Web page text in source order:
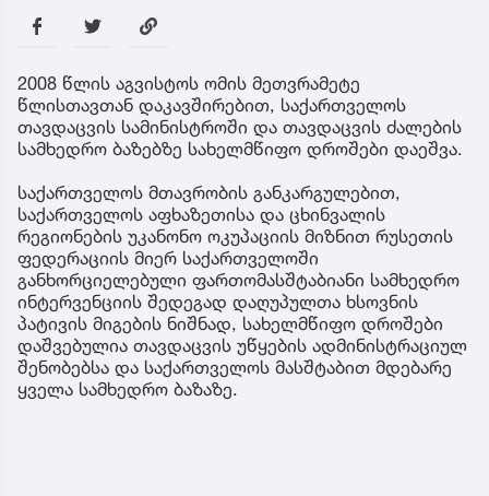
2008 წლის აგვისტოს ომის მეთვრამეტე
წლისთავთან დაკავშირებით, საქართველოს
თავდაცვის სამინისტროში და თავდაცვის ძალების
სამხედრო ბაზებზე სახელმწიფო დროშები დაეშვა.
საქართველოს მთავრობის განკარგულებით,
საქართველოს აფხაზეთისა და ცხინვალის
რეგიონების უკანონო ოკუპაციის მიზნით რუსეთის
ფედერაციის მიერ საქართველოში
განხორციელებული ფართომასშტაბიანი სამხედრო
ინტერვენციის შედეგად დაღუპულთა ხსოვნის
პატივის მიგების ნიშნად, სახელმწიფო დროშები
დაშვებულია თავდაცვის უწყების ადმინისტრაციულ
შენობებსა და საქართველოს მასშტაბით მდებარე
ყველა სამხედრო ბაზაზე.